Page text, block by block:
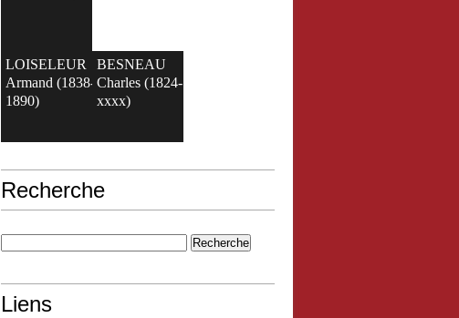
LOISELEUR
Armand (1838-
1890)
BESNEAU
Charles (1824-
xxxx)
Recherche
Liens